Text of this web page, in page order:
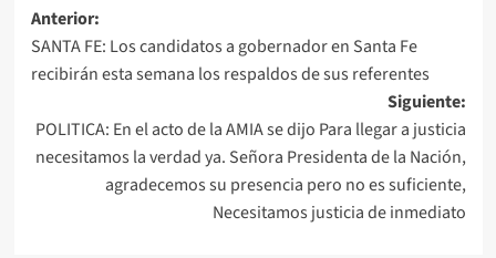
Navegación
de
Anterior:
SANTA FE: Los candidatos a gobernador en Santa Fe
recibirán esta semana los respaldos de sus referentes
Siguiente:
POLITICA: En el acto de la AMIA se dijo Para llegar a justicia
necesitamos la verdad ya. Señora Presidenta de la Nación,
agradecemos su presencia pero no es suficiente,
Necesitamos justicia de inmediato